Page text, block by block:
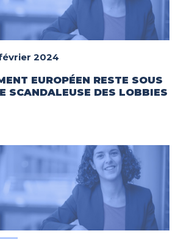
2024
EUROPÉEN RESTE SOUS
SCANDALEUSE DES LOBBIES